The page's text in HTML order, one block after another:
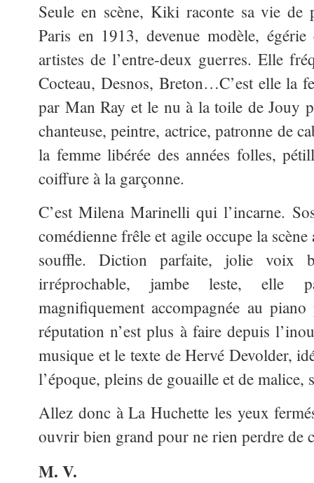
Seule en scène, Kiki raconte sa vie de
Paris en 1913, devenue modèle,
artistes de l’entre-deux guerres. Elle
Cocteau, Desnos, Breton…C’est elle la
par Man Ray et le nu à la toile de Jouy
chanteuse, peintre, actrice, patronne de
la femme libérée des années folles,
coiffure à la garçonne.
C’est Milena Marinelli qui l’incarne.
comédienne frêle et agile occupe la
souffle. Diction parfaite, jolie voix
irréprochable, jambe leste, elle
magnifiquement accompagnée au
réputation n’est plus à faire depuis
musique et le texte de Hervé Devolder,
l’époque, pleins de gouaille et de malice,
Allez donc à La Huchette les yeux
ouvrir bien grand pour ne rien perdre de
M. V.